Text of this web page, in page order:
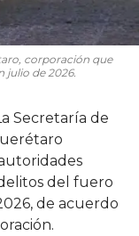
corporación que
julio de 2026.
Secretaría de
del fuero
de acuerdo